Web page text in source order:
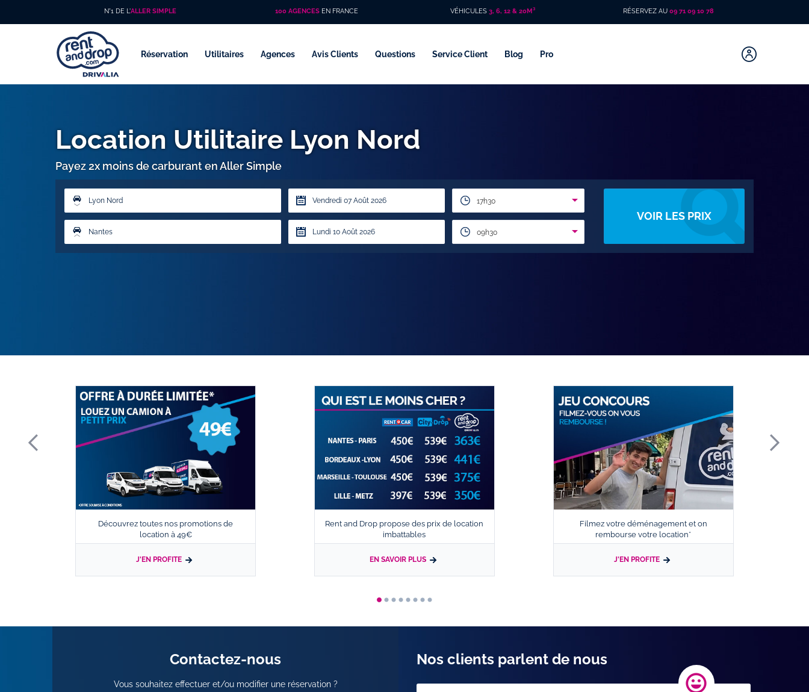
N°1 DE L'ALLER SIMPLE 100 AGENCESEN FRANCE VÉHICULES 3, 6, 12 & 20M³ RÉSERVEZ AU09 71 09 10 78
Réservation Utilitaires Agences Avis Clients Questions Service Client Blog Pro
Location Utilitaire Lyon Nord
Payez 2x moins de carburant en Aller Simple
Lyon Nord 17h30
Nantes 09h30
VOIR LES PRIX
Découvrez toutes nos promotions de
location à 49€
J'EN PROFITE
Rent and Drop propose des prix de location
imbattables
EN SAVOIR PLUS
Filmez votre déménagement et on
rembourse votre location*
J'EN PROFITE
Contactez-nous
Vous souhaitez effectuer et/ou modifier une réservation ?
Nos clients parlent de nous